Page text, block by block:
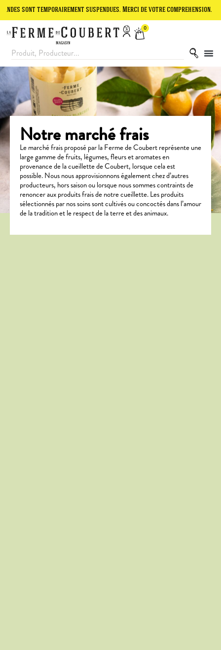
sont temporairement suspendues. Merci de votre compréhension.
0
Notre marché frais
Le marché frais proposé par la Ferme de Coubert représente une
large gamme de fruits, légumes, fleurs et aromates en
provenance de la cueillette de Coubert, lorsque cela est
possible.Nous nous approvisionnons également chez d’autres
producteurs, hors saison ou lorsque nous sommes contraints de
renoncer aux produits frais de notre cueillette.Les produits
sélectionnés par nos soins sont cultivés ou concoctés dans l’amour
de la tradition et le respect de la terre et des animaux.